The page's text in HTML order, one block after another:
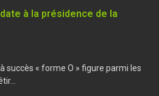
à la présidence de la
succès « forme O » figure parmi les